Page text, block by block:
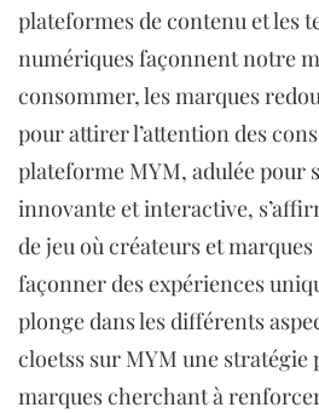
plateformes de contenu et les
numériques façonnent notre
consommer, les marques
pour attirer l’attention des
plateforme MYM, adulée pour
innovante et interactive,
de jeu où créateurs et marques
façonner des expériences
plonge dans les différents
cloetss sur MYM une stratégie
marques cherchant à